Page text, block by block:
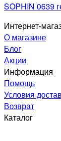
SOPHIN 0639
Интернет-
О магазине
Блог
Акции
Информация
Помощь
Условия
Возврат
Каталог